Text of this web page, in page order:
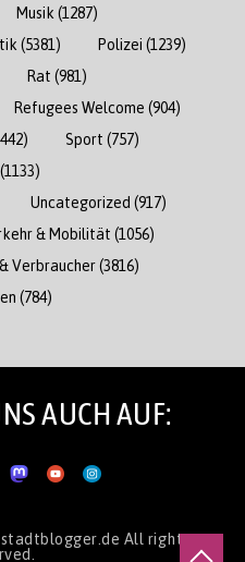
Musik (1287)
(5381) Polizei (1239)
Rat (981)
Refugees Welcome (904)
Sport (757)
(1133)
Uncategorized (917)
& Mobilität (1056)
Verbraucher(3816)
(784)
AUCH AUF:
All rights